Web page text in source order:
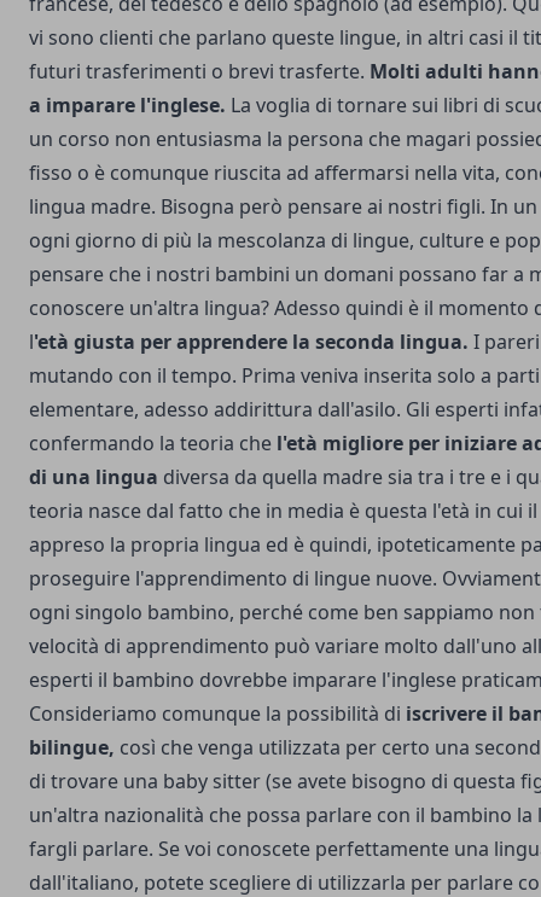
vi sono clienti che parlano queste lingue, in altri casi il
futuri trasferimenti o brevi trasferte. Molti adulti
a imparare l'inglese. La voglia di tornare sui libri di
un corso non entusiasma la persona che magari
fisso o è comunque riuscita ad affermarsi nella vita,
lingua madre. Bisogna però pensare ai nostri figli. In
ogni giorno di più la mescolanza di lingue, culture e
pensare che i nostri bambini un domani possano far a
conoscere un'altra lingua?Adesso quindi è il momento
l'età giusta per apprendere la seconda lingua. I
mutando con il tempo. Prima veniva inserita solo a
elementare, adesso addirittura dall'asilo. Gli esperti
confermando la teoria che l'età migliore per iniziare
di una lingua diversa da quella madre sia tra i tre e i
teoria nasce dal fatto che in media è questa l'età in cui
appreso la propria lingua ed è quindi, ipoteticamente
proseguire l'apprendimento di lingue nuove.
ogni singolo bambino, perché come ben sappiamo
velocità di apprendimento può variare molto dall'uno
esperti il bambino dovrebbe imparare l'inglese
Consideriamo comunque la possibilità di iscrivere il
bilingue, così che venga utilizzata per certo una
di trovare una baby sitter (se avete bisogno di questa
un'altra nazionalità che possa parlare con il bambino
fargli parlare. Se voi conoscete perfettamente una
dall'italiano, potete scegliere di utilizzarla per parlare